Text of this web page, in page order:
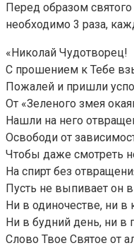
Перед образом
необходимо 3 раза,
«Николай Чудотворец!
С прошением к Тебе
Пожалей и пришли
От «Зеленого змея
Нашли на него
Освободи от
Чтобы даже смотреть
На спирт без
Пусть не выпивает он
Ни в одиночестве, ни в
Ни в будний день, ни в
Слово Твое Святое от